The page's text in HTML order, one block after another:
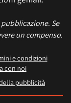
Se
un compenso.
e condizioni
con noi
pubblicità